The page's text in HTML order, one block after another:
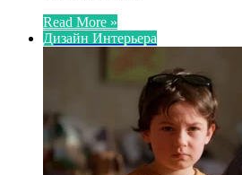
Read More »
Дизайн Интерьера